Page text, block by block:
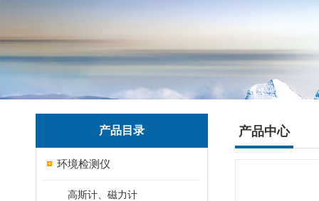
产品目录
环境检测仪
高斯计、磁力计
产品中心